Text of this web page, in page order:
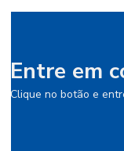
Entre em
Clique no botão e